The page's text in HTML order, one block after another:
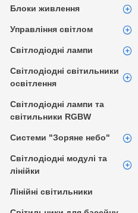
Блоки живлення
Управління світлом
Світлодіодні лампи
Світлодіодні світильники
освітлення
Світлодіодні лампи та
світильники RGBW
Системи "Зоряне небо"
Світлодіодні модулі та
лінійки
Лінійні світильники